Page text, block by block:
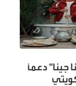
جينا" دعماً